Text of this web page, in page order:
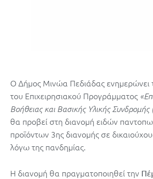
Ο Δήμος Μινώα Πεδιάδας ενημερώνει
του Επιχειρησιακού Προγράμματος
Βοήθειας και Βασικής Υλικής
θα προβεί στη διανομή ειδών
προϊόντων 3ης διανομής σε
λόγω της πανδημίας.
Η διανομή θα πραγματοποιηθεί την